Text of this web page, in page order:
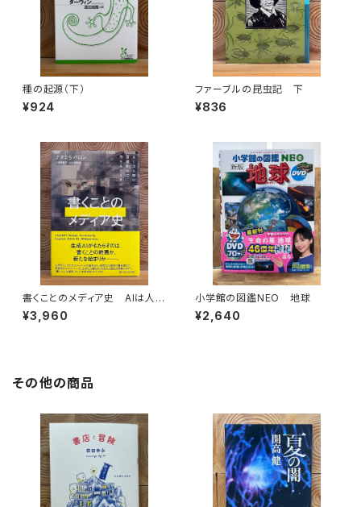
種の起源（下）
¥924
ファーブルの昆虫記 下
¥836
書くことのメディア史 AIは人間
の言語能力に何をもたらすのか
¥3,960
小学館の図鑑NEO 地球
¥2,640
その他の商品